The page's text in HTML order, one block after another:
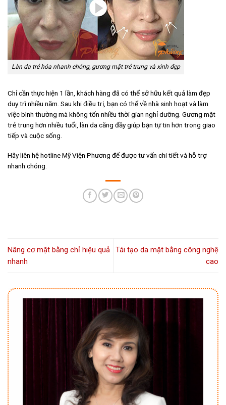
Làn da trẻ hóa nhanh chóng, gương mặt trẻ trung và xinh đẹp
Chỉ cần thực hiện 1 lần, khách hàng đã có thể sở hữu kết quả làm đẹp
duy trì nhiều năm. Sau khi điều trị, bạn có thể về nhà sinh hoạt và làm
việc bình thường mà không tốn nhiều thời gian nghỉ dưỡng. Gương mặt
trẻ trung hơn nhiều tuổi, làn da căng đầy giúp bạn tự tin hơn trong giao
tiếp và cuộc sống.
Hãy liên hệ hotline Mỹ Viện Phương để được tư vấn chi tiết và hỗ trợ
nhanh chóng.
Nâng cơ mặt bằng chỉ hiệu quả
nhanh
Tái tạo da mặt bằng công nghệ
cao